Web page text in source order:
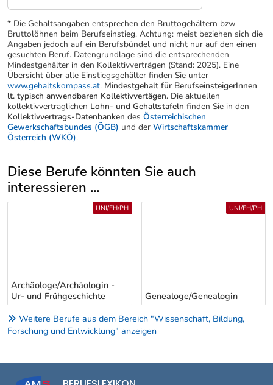
* Die Gehaltsangaben entsprechen den Bruttogehältern bzw
Bruttolöhnen beim Berufseinstieg. Achtung: meist beziehen sich die
Angaben jedoch auf ein Berufsbündel und nicht nur auf den einen
gesuchten Beruf. Datengrundlage sind die entsprechenden
Mindestgehälter in den Kollektivverträgen (Stand: 2025). Eine
Übersicht über alle Einstiegsgehälter finden Sie unter
www.gehaltskompass.at. Mindestgehalt für BerufseinsteigerInnen
lt. typisch anwendbaren Kollektivvertägen. Die aktuellen
kollektivvertraglichen Lohn- und Gehaltstafeln finden Sie in den
Kollektivvertrags-Datenbanken des Österreichischen
Gewerkschaftsbundes (ÖGB) und der Wirtschaftskammer
Österreich (WKÖ).
Diese Berufe könnten Sie auch
interessieren ...
Uber weitere Berufsvorschläge
Archäologe/Archäologin -
Ur- und Frühgeschichte
UNI/FH/PH
Genealoge/Genealogin
UNI/FH/PH
Weitere Berufe aus dem Bereich "Wissenschaft, Bildung,
Forschung und Entwicklung" anzeigen